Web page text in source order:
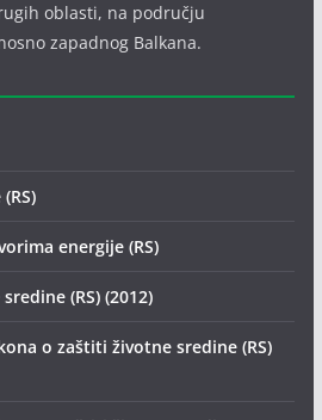
oblasti, na području
zapadnog Balkana.
energije (RS)
(RS) (2012)
o zaštiti životne sredine (RS)